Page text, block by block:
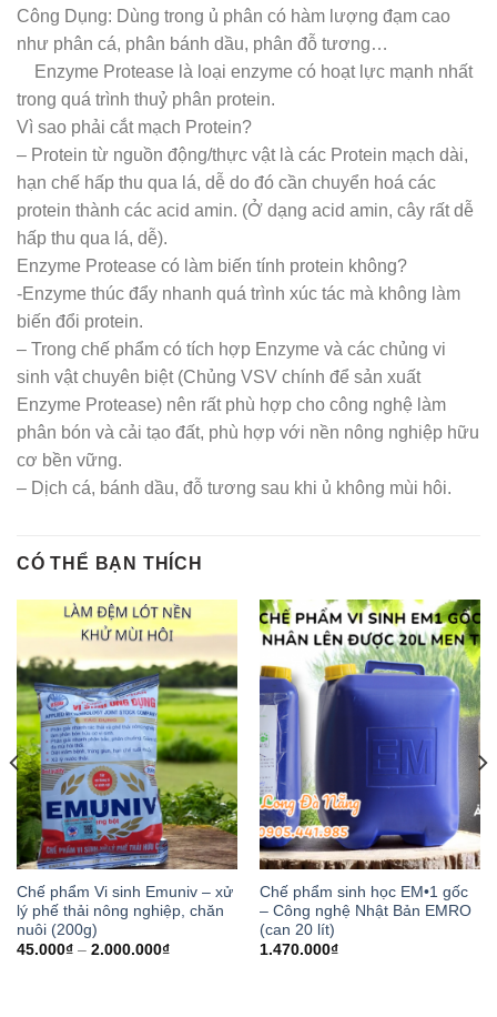
Công Dụng: Dùng trong ủ phân có hàm lượng đạm cao
như phân cá, phân bánh dầu, phân đỗ tương…
Enzyme Protease là loại enzyme có hoạt lực mạnh nhất
trong quá trình thuỷ phân protein.
Vì sao phải cắt mạch Protein?
– Protein từ nguồn động/thực vật là các Protein mạch dài,
hạn chế hấp thu qua lá, dễ do đó cần chuyển hoá các
protein thành các acid amin. (Ở dạng acid amin, cây rất dễ
hấp thu qua lá, dễ).
Enzyme Protease có làm biến tính protein không?
-Enzyme thúc đẩy nhanh quá trình xúc tác mà không làm
biến đổi protein.
– Trong chế phẩm có tích hợp Enzyme và các chủng vi
sinh vật chuyên biệt (Chủng VSV chính để sản xuất
Enzyme Protease) nên rất phù hợp cho công nghệ làm
phân bón và cải tạo đất, phù hợp với nền nông nghiệp hữu
cơ bền vững.
– Dịch cá, bánh dầu, đỗ tương sau khi ủ không mùi hôi.
CÓ THỂ BẠN THÍCH
Chế phẩm Vi sinh Emuniv – xử
lý phế thải nông nghiệp, chăn
nuôi (200g)
45.000₫– 2.000.000₫
Chế phẩm sinh học EM•1 gốc
– Công nghệ Nhật Bản EMRO
(can 20 lít)
1.470.000₫